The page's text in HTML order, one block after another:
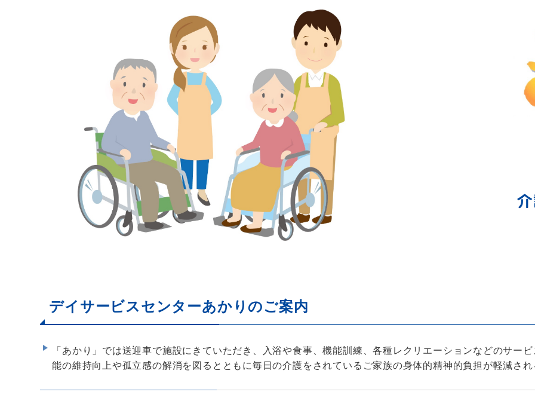
デイサービスセンターあかりのご案内
「あかり」では送迎車で施設にきていただき、入浴や食事、機能訓練、各種レクリエーションなどのサー
能の維持向上や孤立感の解消を図るとともに毎日の介護をされているご家族の身体的精神的負担が軽減さ